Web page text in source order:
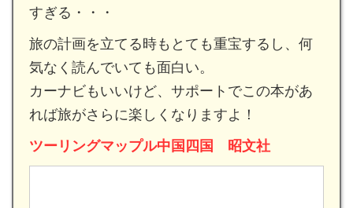
すぎる・・・
旅の計画を立てる時もとても重宝するし、何
気なく読んでいても面白い。
カーナビもいいけど、サポートでこの本があ
れば旅がさらに楽しくなりますよ！
ツーリングマップル中国四国 昭文社